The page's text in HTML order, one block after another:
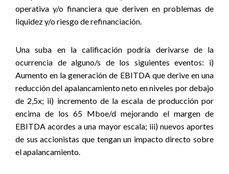
operativa y/o financiera que deriven en problemas de
liquidez y/o riesgo de refinanciación.
Una suba en la calificación podría derivarse de la
ocurrencia de alguno/s de los siguientes eventos: i)
Aumento en la generación de EBITDA que derive en una
reducción del apalancamiento neto en niveles por debajo
de 2,5x; ii) incremento de la escala de producción por
encima de los 65 Mboe/d mejorando el margen de
EBITDA acordes a una mayor escala; iii) nuevos aportes
de sus accionistas que tengan un impacto directo sobre
el apalancamiento.